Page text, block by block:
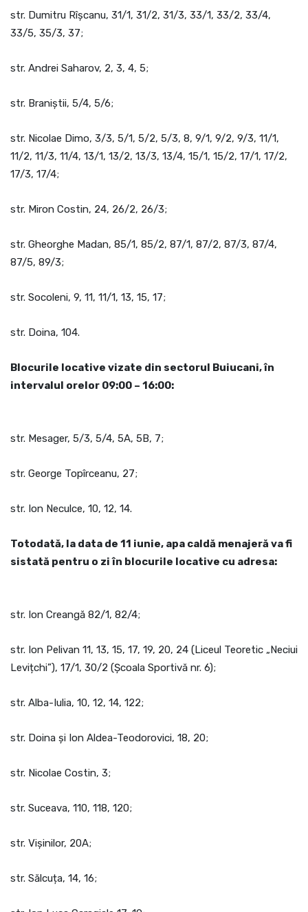
str. Dumitru Rîșcanu, 31/1, 31/2, 31/3, 33/1, 33/2, 33/4,
33/5, 35/3, 37;
str. Andrei Saharov, 2, 3, 4, 5;
str. Braniștii, 5/4, 5/6;
str. Nicolae Dimo, 3/3, 5/1, 5/2, 5/3, 8, 9/1, 9/2, 9/3, 11/1,
11/2, 11/3, 11/4, 13/1, 13/2, 13/3, 13/4, 15/1, 15/2, 17/1, 17/2,
17/3, 17/4;
str. Miron Costin, 24, 26/2, 26/3;
str. Gheorghe Madan, 85/1, 85/2, 87/1, 87/2, 87/3, 87/4,
87/5, 89/3;
str. Socoleni, 9, 11, 11/1, 13, 15, 17;
str. Doina, 104.
Blocurile locative vizate din sectorul Buiucani, în
intervalul orelor 09:00 – 16:00:
str. Mesager, 5/3, 5/4, 5A, 5B, 7;
str. George Topîrceanu, 27;
str. Ion Neculce, 10, 12, 14.
Totodată, la data de 11 iunie, apa caldă menajeră va fi
sistată pentru o zi în blocurile locative cu adresa:
str. Ion Creangă 82/1, 82/4;
str. Ion Pelivan 11, 13, 15, 17, 19, 20, 24 (Liceul Teoretic „Neciui
Levițchi”), 17/1, 30/2 (Școala Sportivă nr. 6);
str. Alba-Iulia, 10, 12, 14, 122;
str. Doina și Ion Aldea-Teodorovici, 18, 20;
str. Nicolae Costin, 3;
str. Suceava, 110, 118, 120;
str. Vișinilor, 20A;
str. Sălcuța, 14, 16;